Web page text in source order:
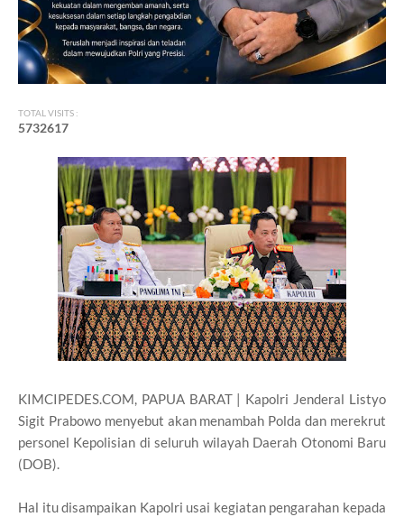
TOTAL VISITS :
5732617
KIMCIPEDES.COM, PAPUA BARAT | Kapolri Jenderal Listyo
Sigit Prabowo menyebut akan menambah Polda dan merekrut
personel Kepolisian di seluruh wilayah Daerah Otonomi Baru
(DOB).
Hal itu disampaikan Kapolri usai kegiatan pengarahan kepada